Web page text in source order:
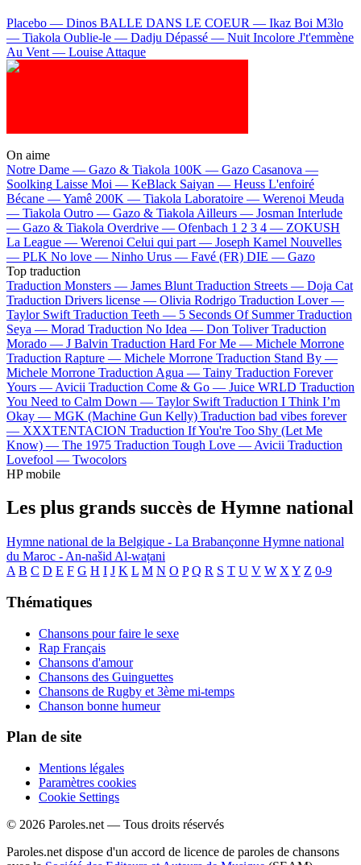
Placebo — Dinos BALLE DANS LE COEUR — Ikaz Boi M3lo
— Tiakola Oublie-le — Dadju Dépassé — Nuit Incolore J't'emmène
Au Vent — Louise Attaque
On aime
Notre Dame — Gazo & Tiakola 100K — Gazo Casanova —
Soolking Laisse Moi — KeBlack Saiyan — Heuss L'enfoiré
Bécane —Yamê 200K — Tiakola Laboratoire — Werenoi Meuda
— Tiakola Outro — Gazo & Tiakola Ailleurs — Josman Interlude
— Gazo & Tiakola Overdrive — Ofenbach 1 2 3 4 — ZOKUSH
La League — Werenoi Celui qui part — Joseph Kamel Nouvelles
— PLK No love — Ninho Urus — Favé (FR) DIE — Gazo
Top traduction
Traduction Monsters — James Blunt Traduction Streets — Doja Cat
Traduction Drivers license — Olivia Rodrigo Traduction Lover —
Taylor Swift Traduction Teeth — 5 Seconds Of Summer Traduction
Seya — Morad Traduction No Idea — Don Toliver Traduction
Morado — J Balvin Traduction Hard For Me — Michele Morrone
Traduction Rapture — Michele Morrone Traduction Stand By —
Michele Morrone Traduction Agua — Tainy Traduction Forever
Yours — Avicii Traduction Come & Go — Juice WRLD Traduction
You Need to Calm Down — Taylor Swift Traduction I Think I’m
Okay — MGK (Machine Gun Kelly) Traduction bad vibes forever
— XXXTENTACION Traduction If You're Too Shy (Let Me
Know) — The 1975 Traduction Tough Love — Avicii Traduction
Lovefool — Twocolors
HP mobile
Les plus grands succès de Hymne national
Hymne national de la Belgique - La Brabançonne Hymne national
du Maroc - An-našid Al-waṭani
A B C D E F G H I J K L M N O P Q R S T U V W X Y Z 0-9
Thématiques
Chansons pour faire le sexe
Rap Français
Chansons d'amour
Chansons des Guinguettes
Chansons de Rugby et 3ème mi-temps
Chanson bonne humeur
Plan de site
Mentions légales
Paramètres cookies
Cookie Settings
© 2026 Paroles.net — Tous droits réservés
Paroles.net dispose d'un accord de licence de paroles de chansons